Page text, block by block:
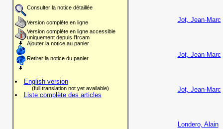
Consulter la notice détaillée
Version complète en ligne
Version complète en ligne accessible
uniquement depuis l'Ircam
Ajouter la notice au panier
Retirer la notice du panier
English version
(full translation not yet available)
Liste complète des articles
Jot, Jean-Marc
Jot, Jean-Marc
Jot, Jean-Marc
Londero, Alain